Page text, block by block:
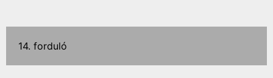
14. forduló